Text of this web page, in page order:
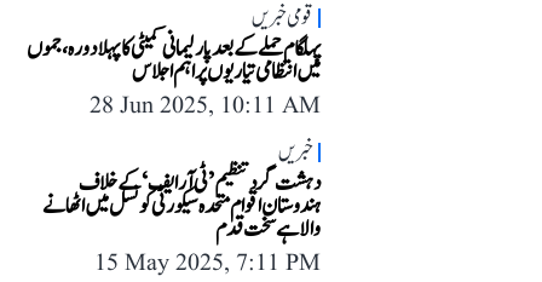
قومی خبریں
پہلگام حملے کے بعد پارلیمانی کمیٹی کا پہلا دورہ، جموں
میں انتظامی تیاریوں پر اہم اجلاس
28 Jun 2025, 10:11 AM
خبریں
دہشت گرد تنظیم ’ٹی آر ایف‘ کے خلاف
ہندوستان اقوام متحدہ سیکورٹی کونسل میں اٹھانے
والا ہے سخت قدم
15 May 2025, 7:11 PM